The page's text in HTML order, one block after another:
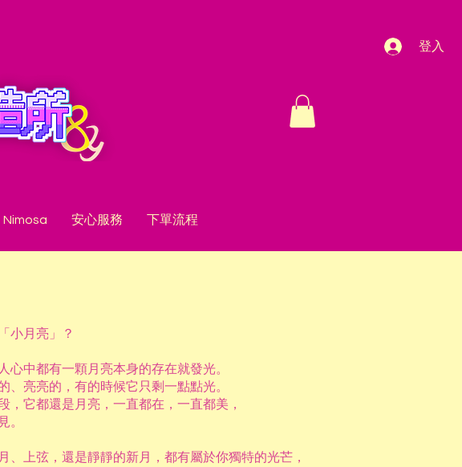
登入
Nimosa 安心服務 下單流程
小月亮」？
心中都有一顆月亮本身的存在就發光。
、亮亮的，有的時候它只剩一點點光。
，它都還是月亮，一直都在，一直都美，
。
、上弦，還是靜靜的新月，都有屬於你獨特的光芒，